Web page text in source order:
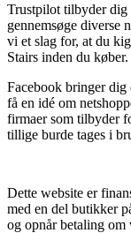
Trustpilot tilbyder dig
gennemsøge diverse
vi et slag for, at du
Stairs inden du køber.
Facebook bringer dig
få en idé om
firmaer som tilbyder
tillige burde tages i
Dette website er
med en del butikker
og opnår betaling om